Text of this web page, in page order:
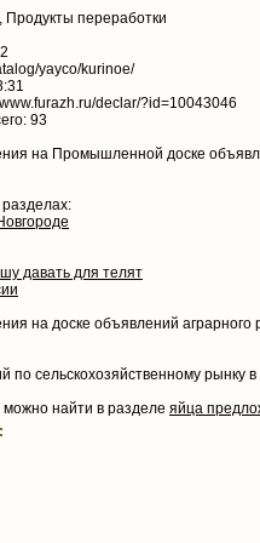
переработки
yayco/kurinoe/
declar/?id=10043046
93
на Промышленной доске
давать для телят
на доске объявлений аграрного
по сельскохозяйственному рынку
найти в разделе яйца